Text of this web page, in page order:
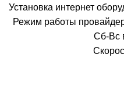
Установка интернет
Режим работы
Сб-Вс